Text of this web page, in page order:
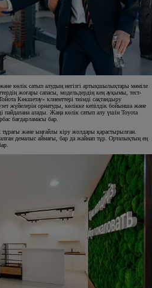
көлік сатып алудың негізгі артықшылықтары мәміле
жоғары сапасы, модельдердің кең ауқымы, тест-
Көкшетау» клиенттері тиімді сақтандыру
жүйелерін орнатуды, көлікке кепілдік бойынша және
пайдалана алады. Жаңа көлік сатып алу үшін Toyota
бағдарламасы бар.
тұрағы және ыңғайлы кіру жолдары қарастырылған.
демалыс аймағы, бар да жайнап тұр. Орталықтың ең